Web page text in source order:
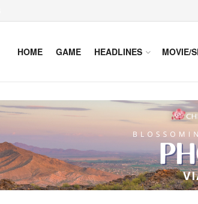
HOME GAME HEADLINES MOVIE/